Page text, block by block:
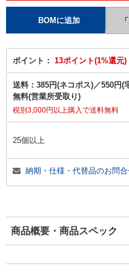
ポイント： 13ポイント(1%還元)
送料： 385円(ネコポス)／550円(
無料(営業所受取り)
税別3,000円以上購入で送料無料
25個以上
納期・仕様・代替品のお問
商品概要・商品スペック